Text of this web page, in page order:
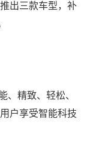
出三款车型，补
精致、轻松、
户享受智能科技